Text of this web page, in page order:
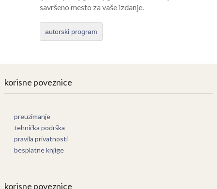
savršeno mesto za vaše izdanje.
autorski program
korisne poveznice
preuzimanje
tehnička podrška
pravila privatnosti
besplatne knjige
korisne poveznice